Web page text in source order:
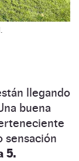
llegando
buena
sensación
5.